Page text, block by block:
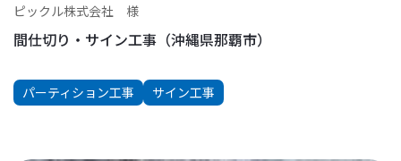
ピックル株式会社 様
間仕切り・サイン工事（沖縄県那覇市）
パーティション工事 サイン工事